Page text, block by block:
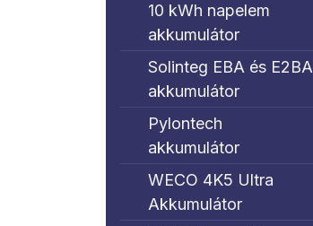
10 kWh napelem
akkumulátor
Solinteg EBA és E2BA
akkumulátor
Pylontech
akkumulátor
WECO 4K5 Ultra
Akkumulátor